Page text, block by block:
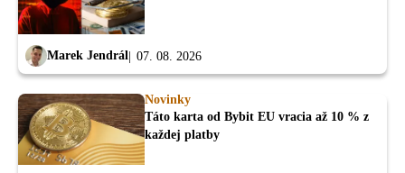
Marek Jendrál 07. 08. 2026
Novinky
Táto karta od Bybit EU vracia až 10 % z
každej platby